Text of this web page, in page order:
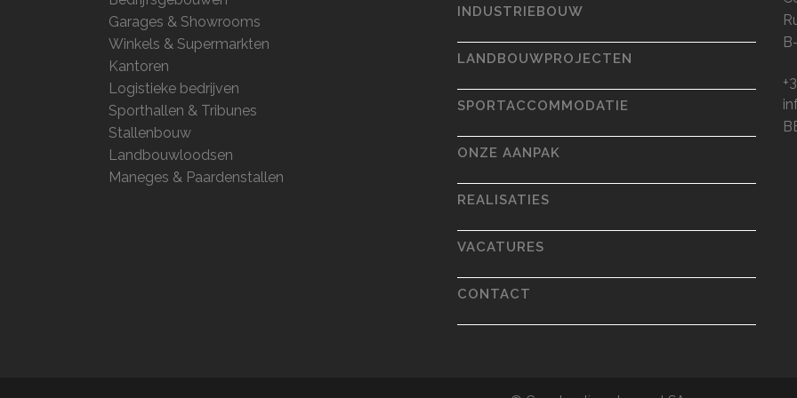
Garages & Showrooms
Winkels & Supermarkten
Kantoren
Logistieke bedrijven
Sporthallen & Tribunes
Stallenbouw
Landbouwloodsen
Maneges & Paardenstallen
INDUSTRIEBOUW
LANDBOUWPROJECTEN
SPORTACCOMMODATIE
ONZE AANPAK
REALISATIES
VACATURES
CONTACT